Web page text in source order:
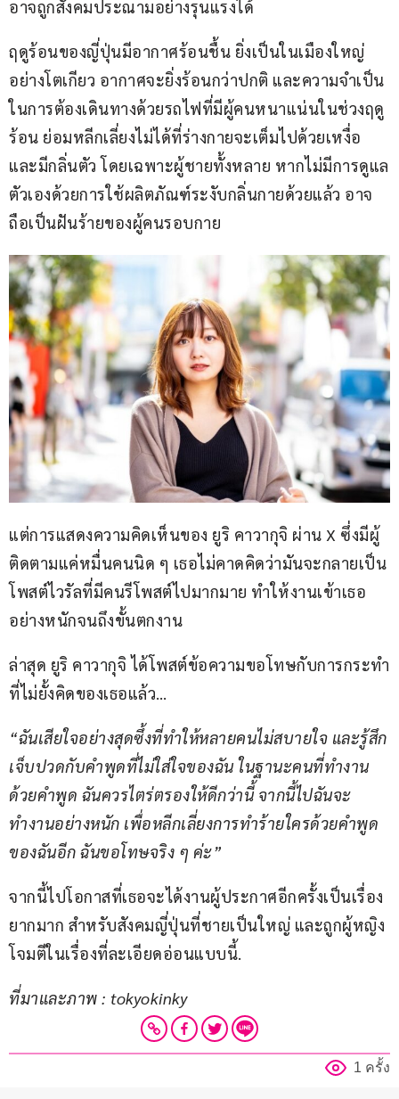
อาจถูกสังคมประณามอย่างรุนแรงได้
ฤดูร้อนของญี่ปุ่นมีอากาศร้อนชื้น ยิ่งเป็นในเมืองใหญ่
อย่างโตเกียว อากาศจะยิ่งร้อนกว่าปกติ และความจำเป็น
ในการต้องเดินทางด้วยรถไฟที่มีผู้คนหนาแน่นในช่วงฤดู
ร้อน ย่อมหลีกเลี่ยงไม่ได้ที่ร่างกายจะเต็มไปด้วยเหงื่อ
และมีกลิ่นตัว โดยเฉพาะผู้ชายทั้งหลาย หากไม่มีการดูแล
ตัวเองด้วยการใช้ผลิตภัณฑ์ระงับกลิ่นกายด้วยแล้ว อาจ
ถือเป็นฝันร้ายของผู้คนรอบกาย
แต่การแสดงความคิดเห็นของ ยูริ คาวากุจิ ผ่าน X ซึ่งมีผู้
ติดตามแค่หมื่นคนนิด ๆ เธอไม่คาดคิดว่ามันจะกลายเป็น
โพสต์ไวรัลที่มีคนรีโพสต์ไปมากมาย ทำให้งานเข้าเธอ
อย่างหนักจนถึงขั้นตกงาน
ล่าสุด ยูริ คาวากุจิ ได้โพสต์ข้อความขอโทษกับการกระทำ
ที่ไม่ยั้งคิดของเธอแล้ว…
“ฉันเสียใจอย่างสุดซึ้งที่ทำให้หลายคนไม่สบายใจ และรู้สึก
เจ็บปวดกับคำพูดที่ไม่ใส่ใจของฉัน ในฐานะคนที่ทำงาน
ด้วยคำพูด ฉันควรไตร่ตรองให้ดีกว่านี้ จากนี้ไปฉันจะ
ทำงานอย่างหนัก เพื่อหลีกเลี่ยงการทำร้ายใครด้วยคำพูด
ของฉันอีก ฉันขอโทษจริง ๆ ค่ะ”
จากนี้ไปโอกาสที่เธอจะได้งานผู้ประกาศอีกครั้งเป็นเรื่อง
ยากมาก สำหรับสังคมญี่ปุ่นที่ชายเป็นใหญ่ และถูกผู้หญิง
โจมตีในเรื่องที่ละเอียดอ่อนแบบนี้.
ที่มาและภาพ : tokyokinky
1 ครั้ง